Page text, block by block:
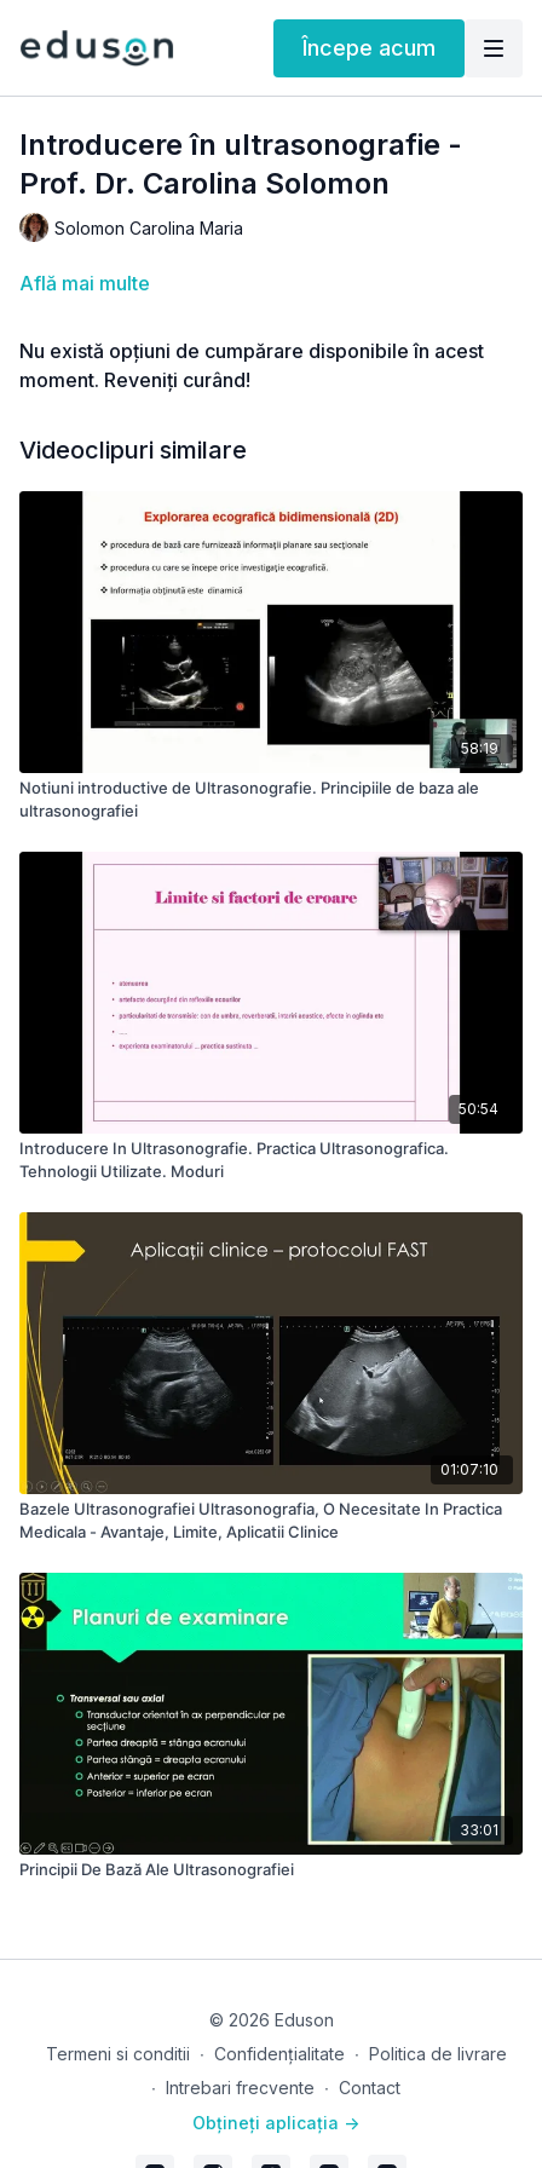
Începe acum
Introducere în ultrasonografie -
Prof. Dr. Carolina Solomon
Solomon Carolina Maria
Află mai multe
Nu există opțiuni de cumpărare disponibile în acest
moment. Reveniți curând!
Videoclipuri similare
58:19
Notiuni introductive de Ultrasonografie. Principiile de baza ale
ultrasonografiei
50:54
Introducere In Ultrasonografie. Practica Ultrasonografica.
Tehnologii Utilizate. Moduri
01:07:10
Bazele Ultrasonografiei Ultrasonografia, O Necesitate In Practica
Medicala - Avantaje, Limite, Aplicatii Clinice
33:01
Principii De Bază Ale Ultrasonografiei
© 2026 Eduson
Termeni si conditii ∙ Confidențialitate ∙ Politica de livrare
∙ Intrebari frecvente ∙ Contact
Obțineți aplicația ->